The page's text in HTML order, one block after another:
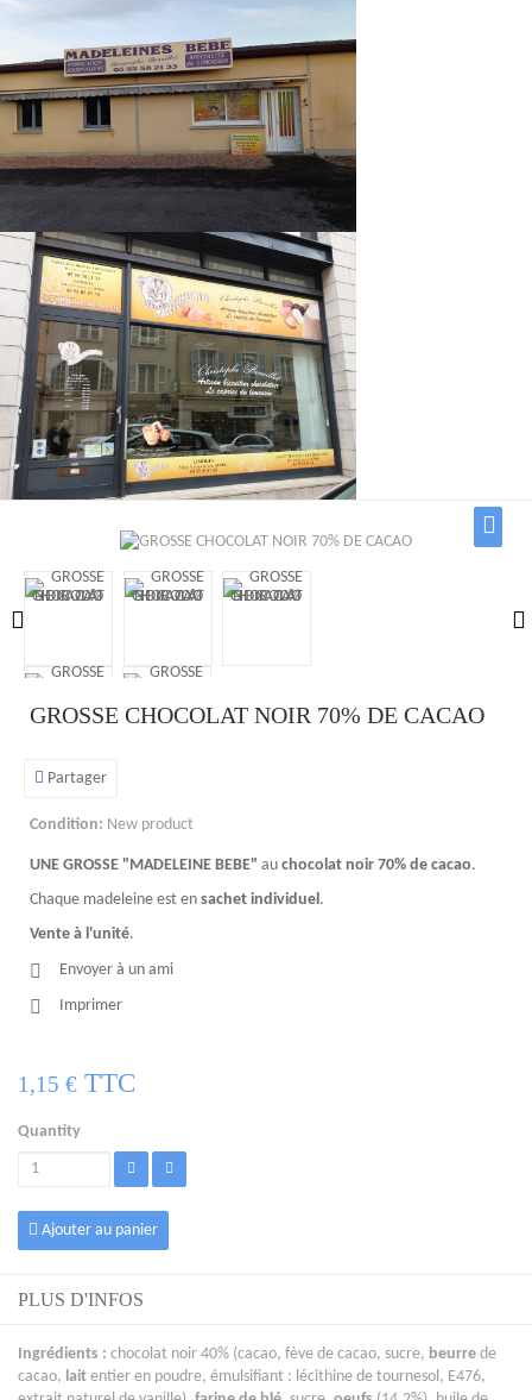
GROSSE CHOCOLAT NOIR 70% DE CACAO
Partager
Condition: New product
UNE GROSSE "MADELEINE BEBE" au chocolat noir 70% de cacao.
Chaque madeleine est en sachet individuel.
Vente à l'unité.
Envoyer à un ami
Imprimer
1,15 € TTC
Quantity
Ajouter au panier
PLUS D'INFOS
Ingrédients : chocolat noir 40% (cacao, fève de cacao, sucre, beurre de
cacao, lait entier en poudre, émulsifiant : lécithine de tournesol, E476,